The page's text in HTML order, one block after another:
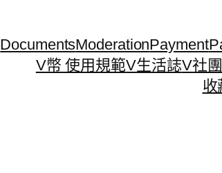
DocumentsModerationPayment
V幣 使用規範V生活誌V社團
收